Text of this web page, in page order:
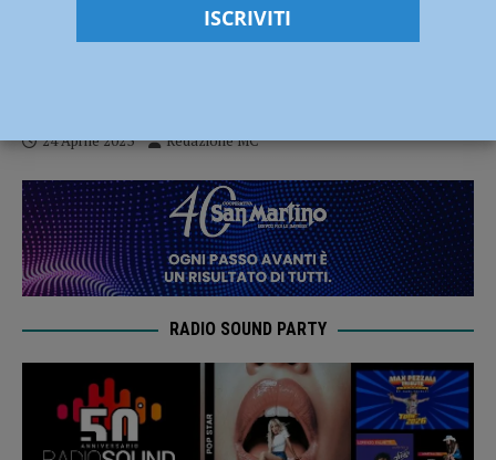
Nicola Porro a Piacenza presenta il suo
24 Aprile 2023 Redazione MC
RADIO SOUND PARTY